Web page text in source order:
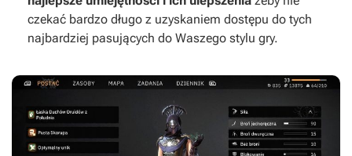
czekać bardzo długo z uzyskaniem dostępu do tych
najbardziej pasujących do Waszego stylu gry.